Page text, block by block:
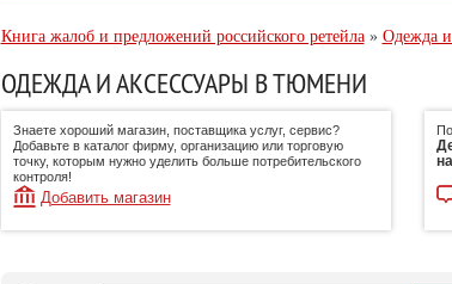
Книга жалоб и предложений российского ретейла» Одежда и
ОДЕЖДА И АКСЕССУАРЫ В ТЮМЕНИ
Знаете хороший магазин, поставщика услуг, сервис?
Добавьте в каталог фирму, организацию или торговую
точку, которым нужно уделить больше потребительского
контроля!
Добавить магазин